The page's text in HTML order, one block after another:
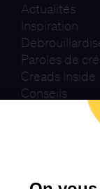
Actualités
Inspiration
Paroles de
Creads Inside
Conseils